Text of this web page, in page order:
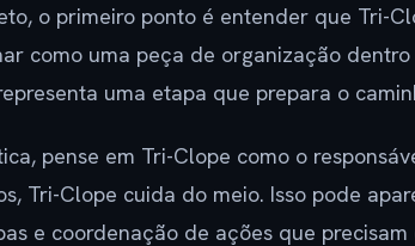
o primeiro ponto é entender que Tri-
como uma peça de organização
uma etapa que prepara o
pense em Tri-Clope como o
Tri-Clope cuida do meio. Isso pode
e coordenação de ações que